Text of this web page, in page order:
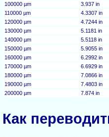
100000 µm
3.937 in
110000 µm
4.3307 in
120000 µm
4.7244 in
130000 µm
5.1181 in
140000 µm
5.5118 in
150000 µm
5.9055 in
160000 µm
6.2992 in
170000 µm
6.6929 in
180000 µm
7.0866 in
190000 µm
7.4803 in
200000 µm
7.874 in
Как